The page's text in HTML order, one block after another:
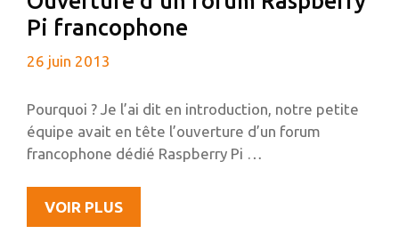
SUR
Pi francophone
26 juin 2013
Pourquoi ? Je l’ai dit en introduction, notre petite
équipe avait en tête l’ouverture d’un forum
francophone dédié Raspberry Pi …
VOIR PLUSOUVERTURE
D’UN